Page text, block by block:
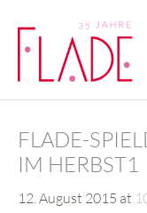
FLADE-
IM HERBST1
12. August 2015 at